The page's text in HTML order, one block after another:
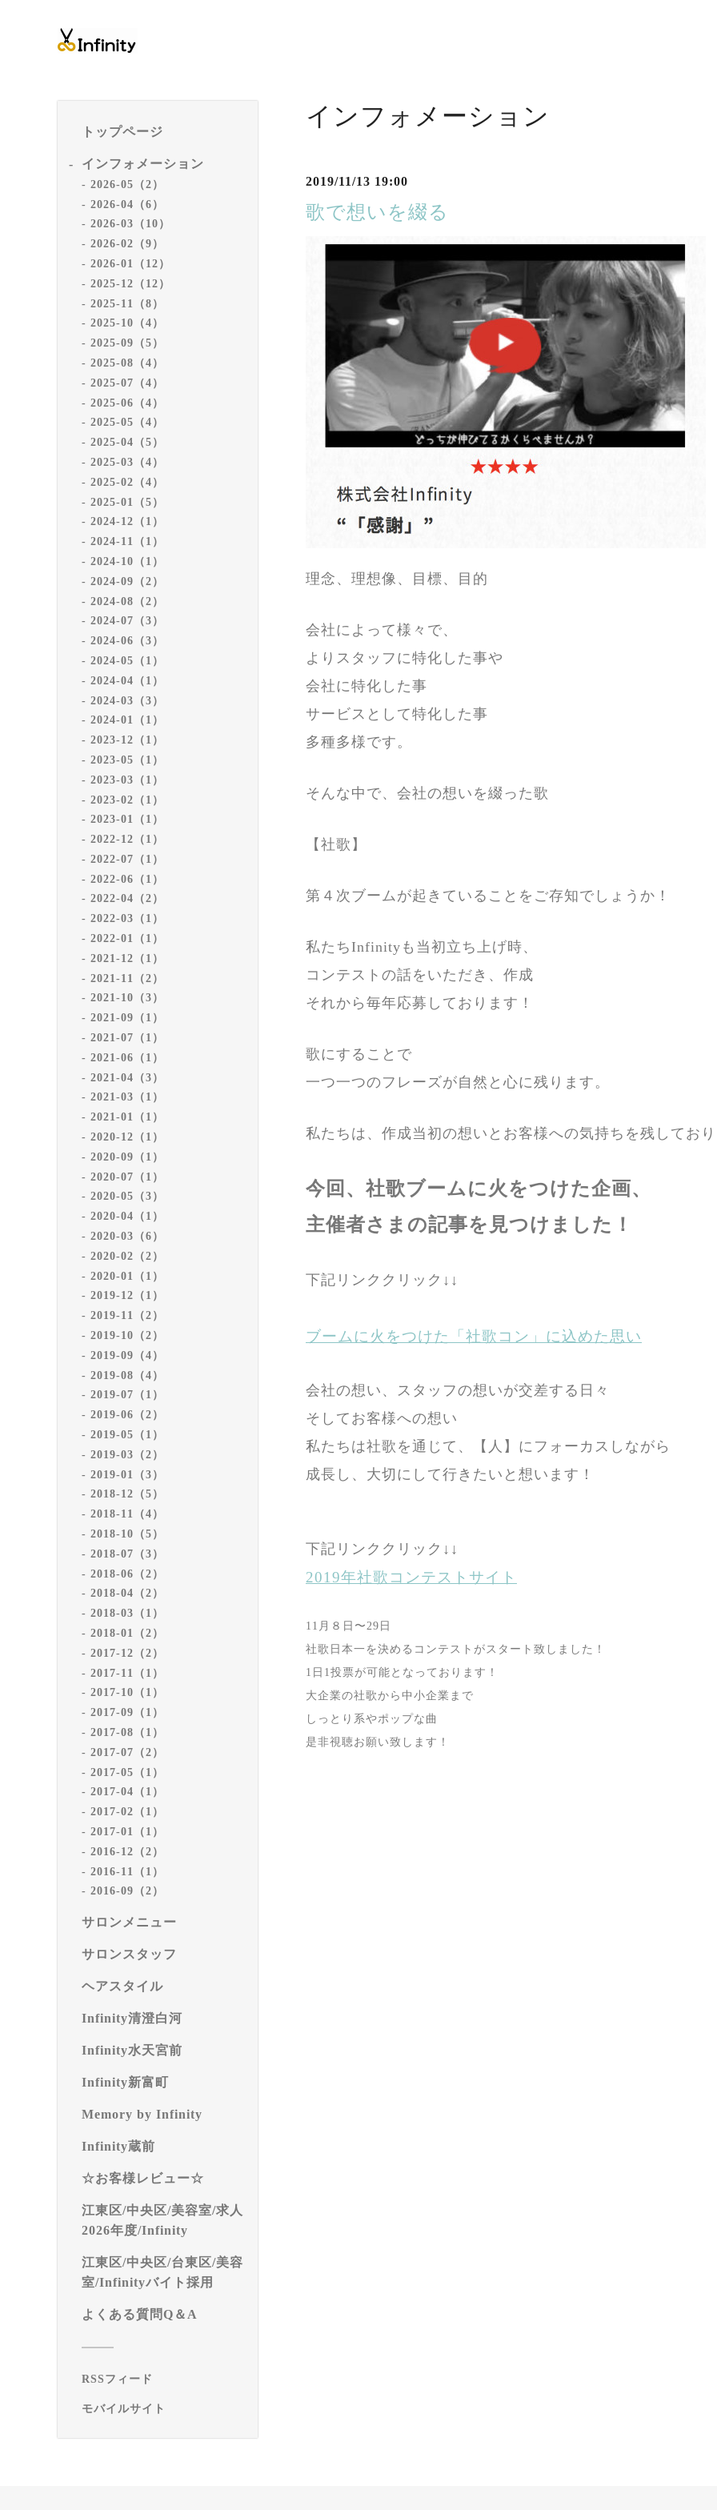
トップページ
インフォメーション
2026-05（2）
2026-04（6）
2026-03（10）
2026-02（9）
2026-01（12）
2025-12（12）
2025-11（8）
2025-10（4）
2025-09（5）
2025-08（4）
2025-07（4）
2025-06（4）
2025-05（4）
2025-04（5）
2025-03（4）
2025-02（4）
2025-01（5）
2024-12（1）
2024-11（1）
2024-10（1）
2024-09（2）
2024-08（2）
2024-07（3）
2024-06（3）
2024-05（1）
2024-04（1）
2024-03（3）
2024-01（1）
2023-12（1）
2023-05（1）
2023-03（1）
2023-02（1）
2023-01（1）
2022-12（1）
2022-07（1）
2022-06（1）
2022-04（2）
2022-03（1）
2022-01（1）
2021-12（1）
2021-11（2）
2021-10（3）
2021-09（1）
2021-07（1）
2021-06（1）
2021-04（3）
2021-03（1）
2021-01（1）
2020-12（1）
2020-09（1）
2020-07（1）
2020-05（3）
2020-04（1）
2020-03（6）
2020-02（2）
2020-01（1）
2019-12（1）
2019-11（2）
2019-10（2）
2019-09（4）
2019-08（4）
2019-07（1）
2019-06（2）
2019-05（1）
2019-03（2）
2019-01（3）
2018-12（5）
2018-11（4）
2018-10（5）
2018-07（3）
2018-06（2）
2018-04（2）
2018-03（1）
2018-01（2）
2017-12（2）
2017-11（1）
2017-10（1）
2017-09（1）
2017-08（1）
2017-07（2）
2017-05（1）
2017-04（1）
2017-02（1）
2017-01（1）
2016-12（2）
2016-11（1）
2016-09（2）
サロンメニュー
サロンスタッフ
ヘアスタイル
Infinity清澄白河
Infinity水天宮前
Infinity新富町
Memory by Infinity
Infinity蔵前
☆お客様レビュー☆
江東区/中央区/美容室/求人
2026年度/Infinity
江東区/中央区/台東区/美容
室/Infinityバイト採用
よくある質問Q＆A
RSSフィード
モバイルサイト
インフォメーション
2019/11/13 19:00
歌で想いを綴る
理念、理想像、目標、目的
会社によって様々で、
よりスタッフに特化した事や
会社に特化した事
サービスとして特化した事
多種多様です。
そんな中で、会社の想いを綴った歌
【社歌】
第４次ブームが起きていることをご存知でしょうか！
私たちInfinityも当初立ち上げ時、
コンテストの話をいただき、作成
それから毎年応募しております！
歌にすることで
一つ一つのフレーズが自然と心に残ります。
私たちは、作成当初の想いとお客様への気持ちを残してお
今回、社歌ブームに火をつけた企画、
主催者さまの記事を見つけました！
下記リンククリック↓↓
ブームに火をつけた「社歌コン」に込めた思い
会社の想い、スタッフの想いが交差する日々
そしてお客様への想い
私たちは社歌を通じて、【人】にフォーカスしながら
成長し、大切にして行きたいと想います！
下記リンククリック↓↓
2019年社歌コンテストサイト
11月８日〜29日
社歌日本一を決めるコンテストがスタート致しました！
1日1投票が可能となっております！
大企業の社歌から中小企業まで
しっとり系やポップな曲
是非視聴お願い致します！